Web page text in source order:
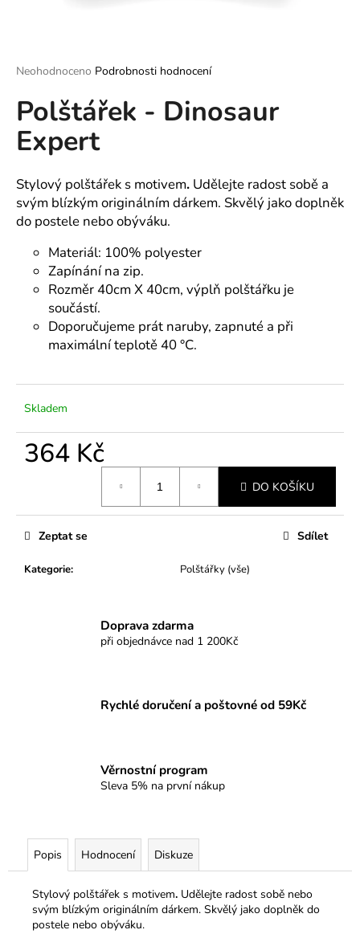
Průměrné
produktu
je
0,0
z
hvězdiček.
Neohodnoceno Podrobnosti hodnocení
Polštářek - Dinosaur
Expert
Stylový polštářek s motivem. Udělejte radost sobě a
svým blízkým originálním dárkem. Skvělý jako doplněk
do postele nebo obýváku.
Materiál: 100% polyester
Zapínání na zip.
Rozměr 40cm X 40cm, výplň polštářku je
součástí.
Doporučujeme prát naruby, zapnuté a při
maximální teplotě 40 °C.
Skladem
364 Kč
DO KOŠÍKU
Kategorie: Polštářky (vše)
Zeptat se Sdílet
Doprava zdarma
při objednávce nad 1 200Kč
Rychlé doručení a poštovné od 59Kč
Věrnostní program
Sleva 5% na první nákup
Popis Hodnocení Diskuze
Stylový polštářek s motivem. Udělejte radost sobě nebo
svým blízkým originálním dárkem. Skvělý jako doplněk do
postele nebo obýváku.
í
t
?
HLEDAT
u
e
m